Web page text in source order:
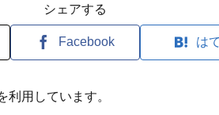
シェアする
Facebook は
利用しています。